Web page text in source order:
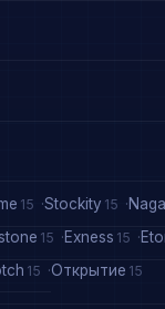
15 Stockity 15 Naga
15 Exness 15
15 Открытие 15